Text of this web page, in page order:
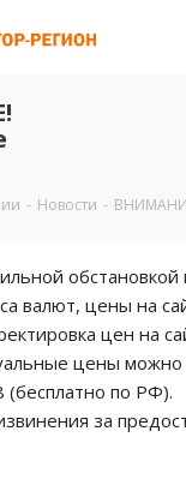
- Новости -
обстановкой
валют, цены на
цен на
цены можно
по РФ).
за